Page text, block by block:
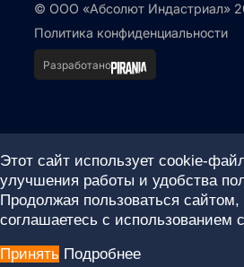
© ООО «Абсолют Индастриал»
Политика конфиденциальности
Разработано
Этот сайт использует cookie-
улучшения работы и удобства
Продолжая пользоваться сайтом,
соглашаетесь с использованием
Принять Подробнее